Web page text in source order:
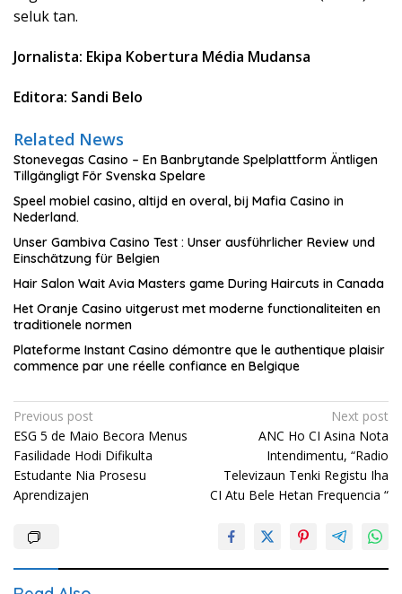
seluk tan.
Jornalista: Ekipa Kobertura Média Mudansa
Editora: Sandi Belo
Related News
Stonevegas Casino – En Banbrytande Spelplattform Äntligen
Tillgängligt För Svenska Spelare
Speel mobiel casino, altijd en overal, bij Mafia Casino in
Nederland.
Unser Gambiva Casino Test : Unser ausführlicher Review und
Einschätzung für Belgien
Hair Salon Wait Avia Masters game During Haircuts in Canada
Het Oranje Casino uitgerust met moderne functionaliteiten en
traditionele normen
Plateforme Instant Casino démontre que le authentique plaisir
commence par une réelle confiance en Belgique
Post
navigation
Previous post
ESG 5 de Maio Becora Menus
Fasilidade Hodi Difikulta
Estudante Nia Prosesu
Aprendizajen
Next post
ANC Ho CI Asina Nota
Intendimentu, “Radio
Televizaun Tenki Registu Iha
CI Atu Bele Hetan Frequencia “